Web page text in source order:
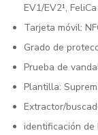
EV1/EV2¹, FeliCa
Tarjeta móvil:
Grado de
Prueba de
Plantilla:
Extractor/
identificación de